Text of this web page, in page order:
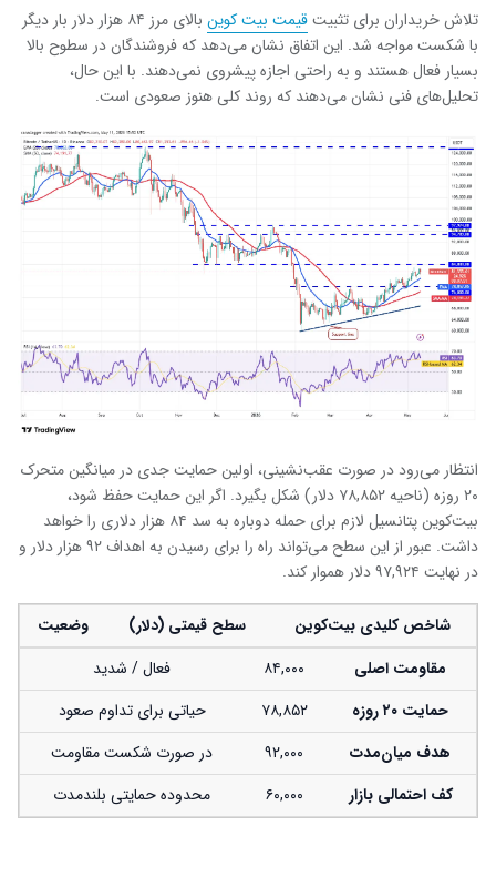
تلاش خریداران برای تثبیتقیمت بیت ‌کوین
بالای مرز ۸۴ هزار دلار بار دیگر
با شکست مواجه شد. این اتفاق نشان می‌دهد که فروشندگان در سطوح بالا
بسیار فعال هستند و به راحتی اجازه پیشروی نمی‌دهند. با این حال،
تحلیل‌های فنی نشان می‌دهند که روند کلی هنوز صعودی است.
انتظار می‌رود در صورت عقب‌نشینی، اولین حمایت جدی در میانگین متحرک
۲۰ روزه (ناحیه ۷۸,۸۵۲ دلار) شکل بگیرد. اگر این حمایت حفظ شود،
بیت‌کوین پتانسیل لازم برای حمله دوباره به سد ۸۴ هزار دلاری را خواهد
داشت. عبور از این سطح می‌تواند راه را برای رسیدن به اهداف ۹۲ هزار دلار و
در نهایت ۹۷,۹۲۴ دلار هموار کند.
شاخص کلیدی بیت‌کوین سطح قیمتی (دلار)
وضعیت
مقاومت اصلی
۸۴,۰۰۰
فعال / شدید
حمایت ۲۰ روزه ۷۸,۸۵۲
حیاتی برای تداوم صعود
هدف میان‌مدت
۹۲,۰۰۰
در صورت شکست مقاومت
کف احتمالی بازار
۶۰,۰۰۰ محدوده حمایتی بلندمدت